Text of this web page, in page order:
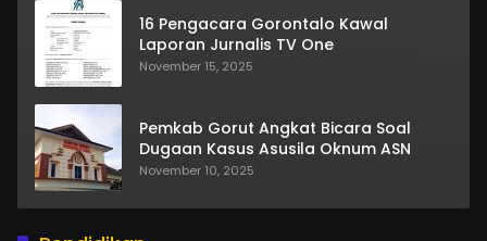
16 Pengacara Gorontalo Kawal
Laporan Jurnalis TV One
November 15, 2025
Pemkab Gorut Angkat Bicara Soal
Dugaan Kasus Asusila Oknum ASN
November 10, 2025